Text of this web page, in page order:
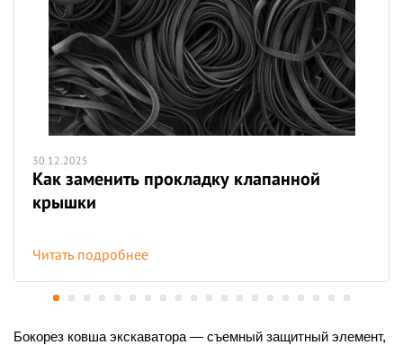
30.12.2025
Как заменить прокладку клапанной
крышки
Читать подробнее
Бокорез ковша экскаватора — съемный защитный элемент,